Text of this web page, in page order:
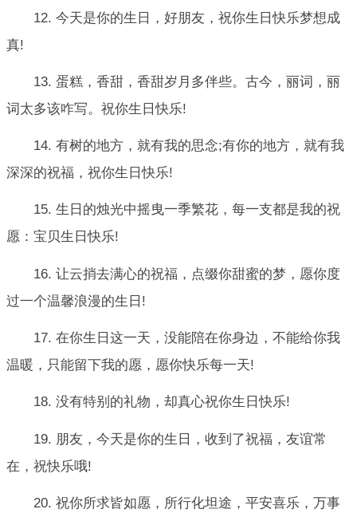
12. 今天是你的生日，好朋友，祝你生日快乐梦想成
真!
13. 蛋糕，香甜，香甜岁月多伴些。古今，丽词，丽
词太多该咋写。祝你生日快乐!
14. 有树的地方，就有我的思念;有你的地方，就有我
深深的祝福，祝你生日快乐!
15. 生日的烛光中摇曳一季繁花，每一支都是我的祝
愿：宝贝生日快乐!
16. 让云捎去满心的祝福，点缀你甜蜜的梦，愿你度
过一个温馨浪漫的生日!
17. 在你生日这一天，没能陪在你身边，不能给你我
温暖，只能留下我的愿，愿你快乐每一天!
18. 没有特别的礼物，却真心祝你生日快乐!
19. 朋友，今天是你的生日，收到了祝福，友谊常
在，祝快乐哦!
20. 祝你所求皆如愿，所行化坦途，平安喜乐，万事